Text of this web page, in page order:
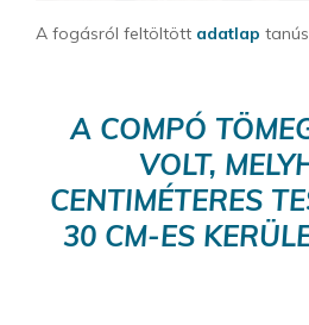
A fogásról feltöltött adatlap
A COMPÓ
VOLT,
CENTIMÉTERES
30 CM-ES